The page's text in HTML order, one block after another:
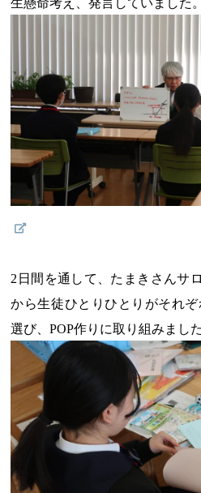
2日間を通して、たまきさんサ
から生徒ひとりひとりがそれ
選び、POP作りに取り組みました